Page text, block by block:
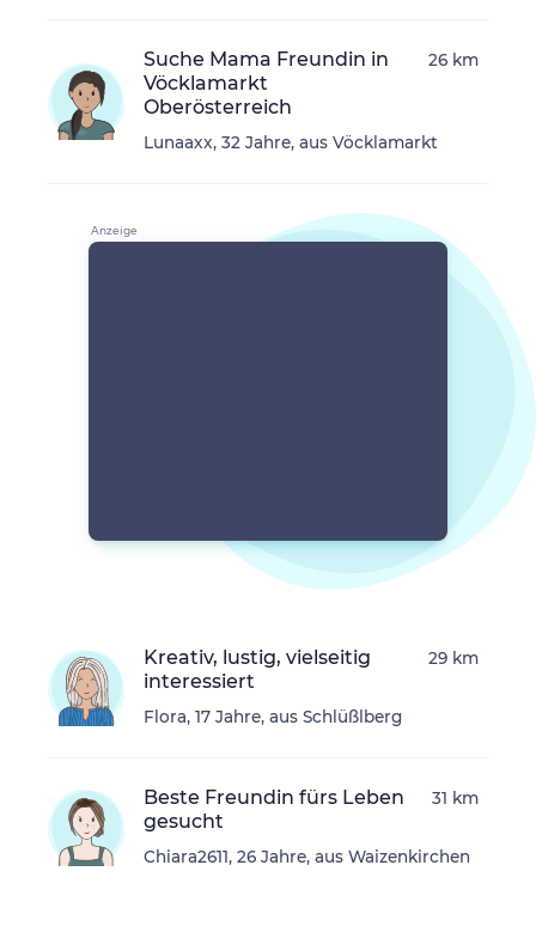
Suche Mama Freundin in
Vöcklamarkt
Oberösterreich
Lunaaxx, 32 Jahre, aus Vöcklamarkt
26 km
Kreativ, lustig, vielseitig
interessiert
Flora, 17 Jahre, aus Schlüßlberg
29 km
Beste Freundin fürs Leben
gesucht
Chiara2611, 26 Jahre, aus Waizenkirchen
31 km